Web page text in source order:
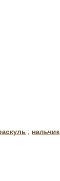
; нальчик